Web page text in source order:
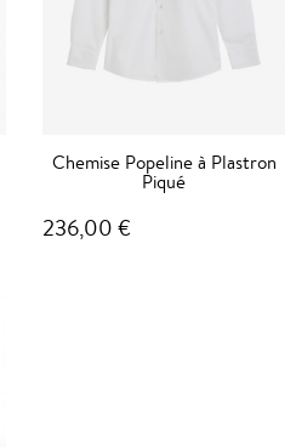
Chemise Popeline à Plastron
Piqué
236,00 €